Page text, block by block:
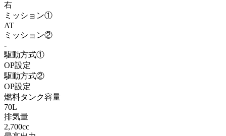
右
ミッション①
AT
ミッション②
-
駆動方式①
OP設定
駆動方式②
OP設定
燃料タンク容量
70L
排気量
2,700cc